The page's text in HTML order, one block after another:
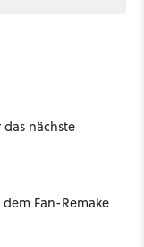
nächste
Fan-Remake